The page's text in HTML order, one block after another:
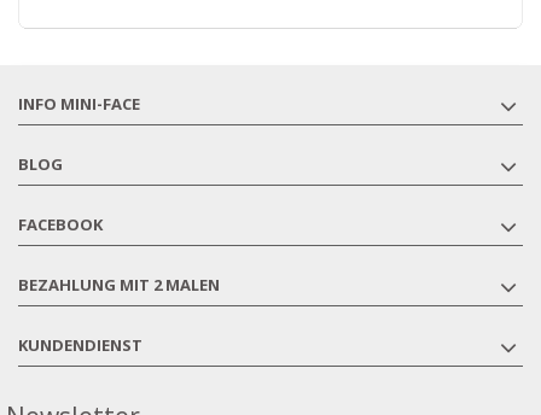
INFO MINI-FACE
BLOG
FACEBOOK
BEZAHLUNG MIT 2 MALEN
KUNDENDIENST